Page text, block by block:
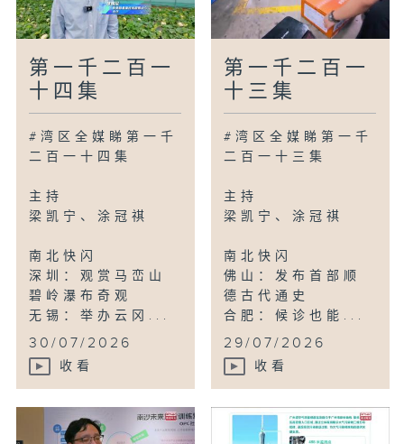
第一千二百一
十四集
#湾区全媒睇第一千
二百一十四集
主持
梁凯宁、涂冠祺
南北快闪
深圳：观赏马峦山
碧岭瀑布奇观
无锡：举办云冈...
30/07/2026
收看
第一千二百一
十三集
#湾区全媒睇第一千
二百一十三集
主持
梁凯宁、涂冠祺
南北快闪
佛山：发布首部顺
德古代通史
合肥：候诊也能...
29/07/2026
收看